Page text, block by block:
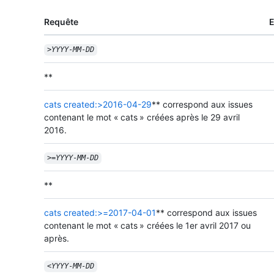
Requête
>YYYY-MM-DD
**
cats created:>2016-04-29** correspond aux issues
contenant le mot « cats » créées après le 29 avril
2016.
>=YYYY-MM-DD
**
cats created:>=2017-04-01** correspond aux issues
contenant le mot « cats » créées le 1er avril 2017 ou
après.
<YYYY-MM-DD